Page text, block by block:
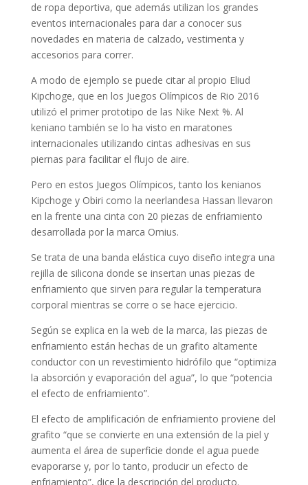
de ropa deportiva, que además utilizan los grandes
eventos internacionales para dar a conocer sus
novedades en materia de calzado, vestimenta y
accesorios para correr.
A modo de ejemplo se puede citar al propio Eliud
Kipchoge, que en los Juegos Olímpicos de Rio 2016
utilizó el primer prototipo de las Nike Next %. Al
keniano también se lo ha visto en maratones
internacionales utilizando cintas adhesivas en sus
piernas para facilitar el flujo de aire.
Pero en estos Juegos Olímpicos, tanto los kenianos
Kipchoge y Obiri como la neerlandesa Hassan llevaron
en la frente una cinta con 20 piezas de enfriamiento
desarrollada por la marca Omius.
Se trata de una banda elástica cuyo diseño integra una
rejilla de silicona donde se insertan unas piezas de
enfriamiento que sirven para regular la temperatura
corporal mientras se corre o se hace ejercicio.
Según se explica en la web de la marca, las piezas de
enfriamiento están hechas de un grafito altamente
conductor con un revestimiento hidrófilo que “optimiza
la absorción y evaporación del agua”, lo que “potencia
el efecto de enfriamiento”.
El efecto de amplificación de enfriamiento proviene del
grafito “que se convierte en una extensión de la piel y
aumenta el área de superficie donde el agua puede
evaporarse y, por lo tanto, producir un efecto de
enfriamiento”, dice la descripción del producto.